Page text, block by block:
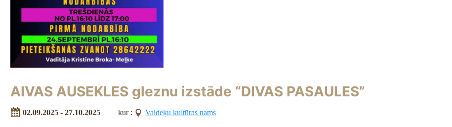
AIVAS AUSEKLES gleznu izstāde “DIVAS PASAULES”
02.09.2025 - 27.10.2025 kur : Valdeķu kultūras nams